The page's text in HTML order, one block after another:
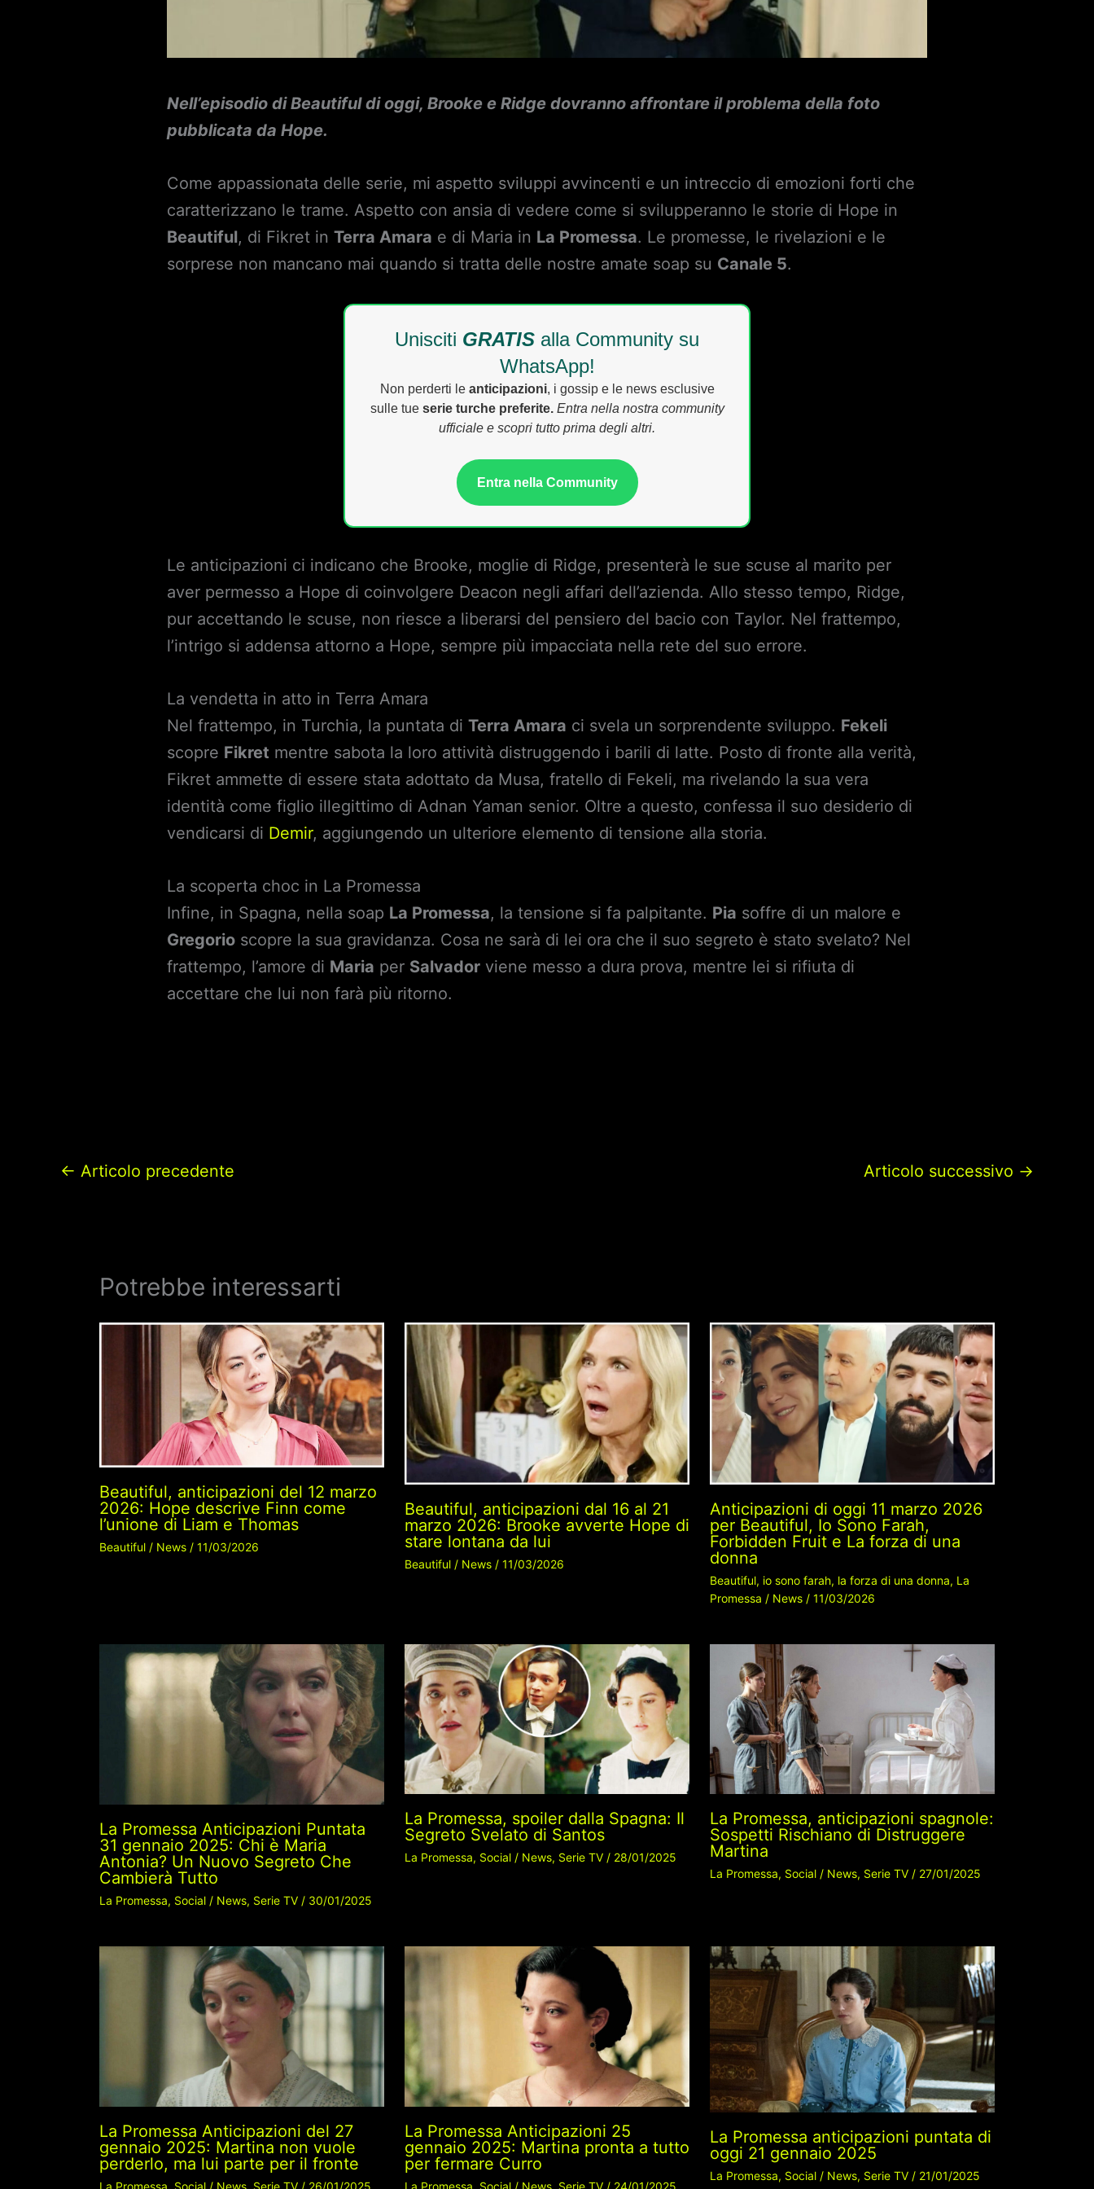
Nell’episodio di Beautiful di oggi, Brooke e Ridge dovranno affrontare il problema della foto
pubblicata da Hope.
Come appassionata delle serie, mi aspetto sviluppi avvincenti e un intreccio di emozioni forti che
caratterizzano le trame. Aspetto con ansia di vedere come si svilupperanno le storie di Hope in
Beautiful, di Fikret inTerra Amara e di Maria in La Promessa. Le promesse, le rivelazioni e le
sorprese non mancano mai quando si tratta delle nostre amate soap su Canale 5.
Unisciti GRATIS alla Community su
WhatsApp!
Non perderti le anticipazioni, i gossip e le news esclusive
sulle tue serie turche preferite. Entra nella nostra community
ufficiale e scopri tutto prima degli altri.
Entra nella Community
Le anticipazioni ci indicano che Brooke, moglie di Ridge, presenterà le sue scuse al marito per
aver permesso a Hope di coinvolgere Deacon negli affari dell’azienda. Allo stesso tempo, Ridge,
pur accettando le scuse, non riesce a liberarsi del pensiero del bacio con Taylor. Nel frattempo,
l’intrigo si addensa attorno a Hope, sempre più impacciata nella rete del suo errore.
La vendetta in atto in Terra Amara
Nel frattempo, in Turchia, la puntata diTerra Amara ci svela un sorprendente sviluppo. Fekeli
scopre Fikret mentre sabota la loro attività distruggendo i barili di latte. Posto di fronte alla verità,
Fikret ammette di essere stata adottato da Musa, fratello di Fekeli, ma rivelando la sua vera
identità come figlio illegittimo di Adnan Yaman senior. Oltre a questo, confessa il suo desiderio di
vendicarsi di Demir, aggiungendo un ulteriore elemento di tensione alla storia.
La scoperta choc in La Promessa
Infine, in Spagna, nella soap La Promessa, la tensione si fa palpitante. Pia soffre di un malore e
Gregorio scopre la sua gravidanza. Cosa ne sarà di lei ora che il suo segreto è stato svelato? Nel
frattempo, l’amore di Maria per Salvador viene messo a dura prova, mentre lei si rifiuta di
accettare che lui non farà più ritorno.
← Articolo precedente Articolo successivo →
Potrebbe interessarti
Beautiful, anticipazioni del 12 marzo
2026: Hope descrive Finn come
l’unione di Liam e Thomas
Beautiful / News / 11/03/2026
Beautiful, anticipazioni dal 16 al 21
marzo 2026: Brooke avverte Hope di
stare lontana da lui
Beautiful / News / 11/03/2026
Anticipazioni di oggi 11 marzo 2026
per Beautiful, Io Sono Farah,
Forbidden Fruit e La forza di una
donna
Beautiful, io sono farah, la forza di una donna, La
Promessa / News / 11/03/2026
La Promessa Anticipazioni Puntata
31 gennaio 2025: Chi è Maria
Antonia? Un Nuovo Segreto Che
Cambierà Tutto
La Promessa, Social / News, Serie TV / 30/01/2025
La Promessa, spoiler dalla Spagna: Il
Segreto Svelato di Santos
La Promessa, Social / News, Serie TV / 28/01/2025
La Promessa, anticipazioni spagnole:
Sospetti Rischiano di Distruggere
Martina
La Promessa, Social / News, Serie TV / 27/01/2025
La Promessa Anticipazioni del 27
gennaio 2025: Martina non vuole
perderlo, ma lui parte per il fronte
La Promessa Social / News Serie TV / 26/01/2025
La Promessa Anticipazioni 25
gennaio 2025: Martina pronta a tutto
per fermare Curro
La Promessa Social / News Serie TV / 24/01/2025
La Promessa anticipazioni puntata di
oggi 21 gennaio 2025
La Promessa, Social / News, Serie TV / 21/01/2025